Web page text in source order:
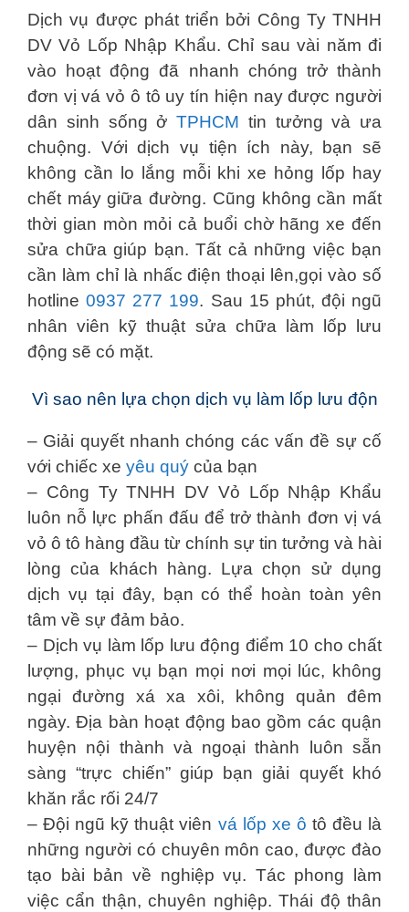
Dịch vụ được phát triển bởi Công Ty TNHH
DV Vỏ Lốp Nhập Khẩu. Chỉ sau vài năm đi
vào hoạt động đã nhanh chóng trở thành
đơn vị vá vỏ ô tô uy tín hiện nay được người
dân sinh sống ở TPHCM tin tưởng và ưa
chuộng. Với dịch vụ tiện ích này, bạn sẽ
không cần lo lắng mỗi khi xe hỏng lốp hay
chết máy giữa đường. Cũng không cần mất
thời gian mòn mỏi cả buổi chờ hãng xe đến
sửa chữa giúp bạn. Tất cả những việc bạn
cần làm chỉ là nhấc điện thoại lên,gọi vào số
hotline0937 277 199. Sau 15 phút, đội ngũ
nhân viên kỹ thuật sửa chữa làm lốp lưu
động sẽ có mặt.
Vì sao nên lựa chọn dịch vụ làm lốp lưu độn
– Giải quyết nhanh chóng các vấn đề sự cố
với chiếc xe yêu quý của bạn
– Công Ty TNHH DV Vỏ Lốp Nhập Khẩu
luôn nỗ lực phấn đấu để trở thành đơn vị vá
vỏ ô tô hàng đầu từ chính sự tin tưởng và hài
lòng của khách hàng. Lựa chọn sử dụng
dịch vụ tại đây, bạn có thể hoàn toàn yên
tâm về sự đảm bảo.
– Dịch vụ làm lốp lưu động điểm 10 cho chất
lượng, phục vụ bạn mọi nơi mọi lúc, không
ngại đường xá xa xôi, không quản đêm
ngày. Địa bàn hoạt động bao gồm các quận
huyện nội thành và ngoại thành luôn sẵn
sàng “trực chiến” giúp bạn giải quyết khó
khăn rắc rối 24/7
– Đội ngũ kỹ thuật viên vá lốp xe ô tô đều là
những người có chuyên môn cao, được đào
tạo bài bản về nghiệp vụ. Tác phong làm
việc cẩn thận, chuyên nghiệp. Thái độ thân